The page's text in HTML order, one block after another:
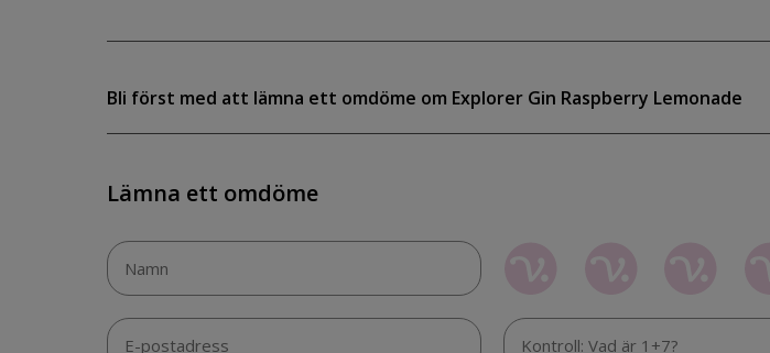
Bli först med att lämna ett omdöme om Explorer Gin Raspberry Lemonade
Lämna ett omdöme